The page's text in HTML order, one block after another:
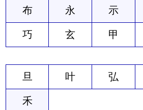
布 永 示
巧 玄 甲
旦 叶 弘
禾